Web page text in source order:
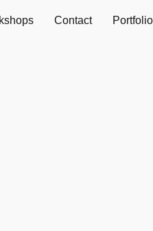
Contact Portfolio